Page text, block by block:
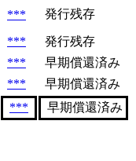
*** 発行残存
***
発行残存
***
早期償還済み
***
早期償還済み
*** 早期償還済み